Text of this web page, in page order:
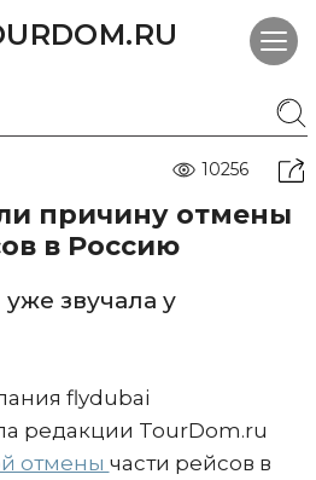
10256
причину отмены
в Россию
звучала у
flydubai
редакции TourDom.ru
отмены части рейсов в